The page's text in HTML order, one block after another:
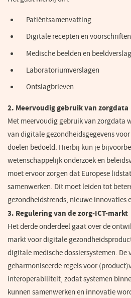
Patiëntsamenvatting
Digitale recepten en voorschriften
Medische beelden en
Laboratoriumverslagen
Ontslagbrieven
2. Meervoudig gebruik van zorgdata
Met meervoudig gebruik van zorgdata
van digitale gezondheidsgegevens
doelen bedoeld. Hierbij kun je
wetenschappelijk onderzoek en
moet ervoor zorgen dat Europese
samenwerken. Dit moet leiden tot
gezondheidstrends, nieuwe innovaties
3. Regulering van de zorg-ICT-markt
Het derde onderdeel gaat over de
markt voor digitale
digitale medische dossiersystemen. De
geharmoniseerde regels voor
interoperabiliteit, zodat systemen
kunnen samenwerken en innovatie